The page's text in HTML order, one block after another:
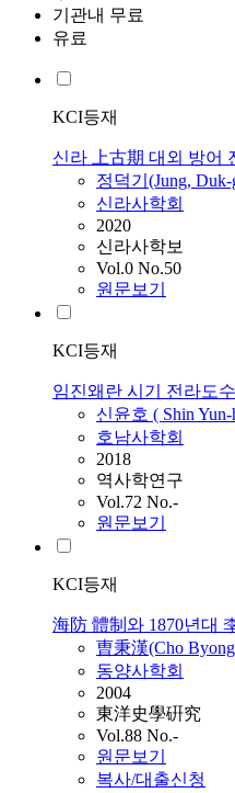
기관내 무료
유료
KCI등재
신라 上古期 대외 방어
정덕기(Jung,
신라사학회
2020
신라사학보
Vol.0 No.50
원문보기
KCI등재
임진왜란 시기 전라도
신윤호 ( Shin Yun-
호남사학회
2018
역사학연구
Vol.72 No.-
원문보기
KCI등재
海防 體制와 1870년대
曺秉漢(Cho
동양사학회
2004
東洋史學硏究
Vol.88 No.-
원문보기
복사/대출신청